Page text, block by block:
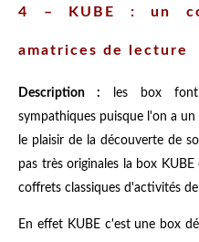
4 – KUBE : un
amatrices de lecture
Description : les box font
sympathiques puisque l'on a
le plaisir de la découverte de
pas très originales la box
coffrets classiques d'activités
En effet KUBE c'est une box